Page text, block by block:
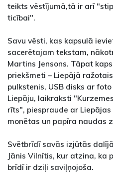
teikts vēstījumā,tā ir arī
ticībai".
Savu vēsti, kas kapsulā
sacerētajam tekstam,
Martins Jensons. Tāpat
priekšmeti – Liepājā
pulkstenis, USB disks ar
Liepāju, laikraksti
rīts", piespraude ar
monētas un papīra naudas
Svētbrīdī savās izjūtās
Jānis Vilnītis, kur atzina, ka
brīdī ir dziļi saviļņojoša.